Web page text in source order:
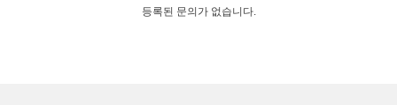
등록된 문의가 없습니다.